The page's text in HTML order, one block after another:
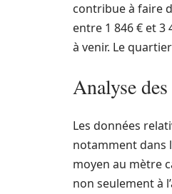
contribue à faire
entre 1 846 € et 3
à venir. Le
Analyse
Les données
notamment dans
moyen au mètre
non seulement à